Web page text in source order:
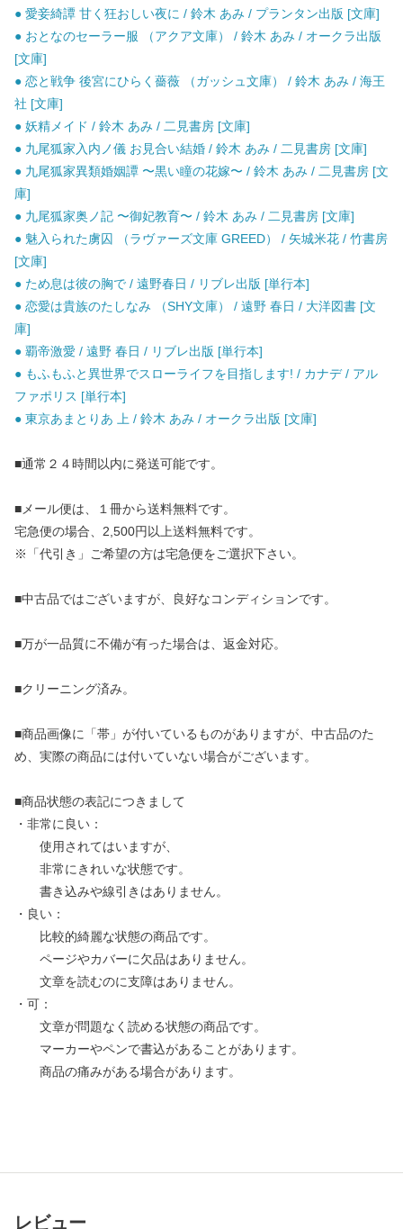
● 愛妾綺譚 甘く狂おしい夜に / 鈴木 あみ / プランタン出版 [文庫]
● おとなのセーラー服 （アクア文庫） / 鈴木 あみ / オークラ出版
[文庫]
● 恋と戦争 後宮にひらく薔薇 （ガッシュ文庫） / 鈴木 あみ / 海王
社 [文庫]
● 妖精メイド / 鈴木 あみ / 二見書房 [文庫]
● 九尾狐家入内ノ儀 お見合い結婚 / 鈴木 あみ / 二見書房 [文庫]
● 九尾狐家異類婚姻譚 〜黒い瞳の花嫁〜 / 鈴木 あみ / 二見書房 [文
庫]
● 九尾狐家奥ノ記 〜御妃教育〜 / 鈴木 あみ / 二見書房 [文庫]
● 魅入られた虜囚 （ラヴァーズ文庫 GREED） / 矢城米花 / 竹書房
[文庫]
● ため息は彼の胸で / 遠野春日 / リブレ出版 [単行本]
● 恋愛は貴族のたしなみ （SHY文庫） / 遠野 春日 / 大洋図書 [文
庫]
● 覇帝激愛 / 遠野 春日 / リブレ出版 [単行本]
● もふもふと異世界でスローライフを目指します! / カナデ / アル
ファポリス [単行本]
● 東京あまとりあ 上 / 鈴木 あみ / オークラ出版 [文庫]
■通常２４時間以内に発送可能です。
■メール便は、１冊から送料無料です。
宅急便の場合、2,500円以上送料無料です。
※「代引き」ご希望の方は宅急便をご選択下さい。
■中古品ではございますが、良好なコンディションです。
■万が一品質に不備が有った場合は、返金対応。
■クリーニング済み。
■商品画像に「帯」が付いているものがありますが、中古品のた
め、実際の商品には付いていない場合がございます。
■商品状態の表記につきまして
・非常に良い：
使用されてはいますが、
非常にきれいな状態です。
書き込みや線引きはありません。
・良い：
比較的綺麗な状態の商品です。
ページやカバーに欠品はありません。
文章を読むのに支障はありません。
・可：
文章が問題なく読める状態の商品です。
マーカーやペンで書込があることがあります。
商品の痛みがある場合があります。
レビュー